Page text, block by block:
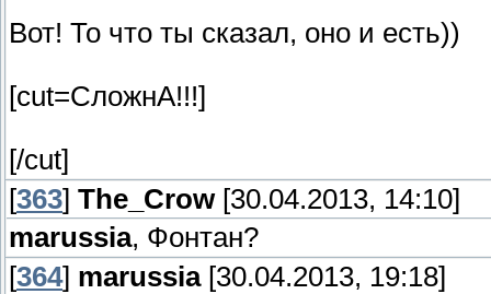
Вот! То что ты сказал, оно и есть))
[cut=СложнА!!!]
[/cut]
[363] The_Crow[30.04.2013, 14:10]
marussia, Фонтан?
[364] marussia[30.04.2013, 19:18]